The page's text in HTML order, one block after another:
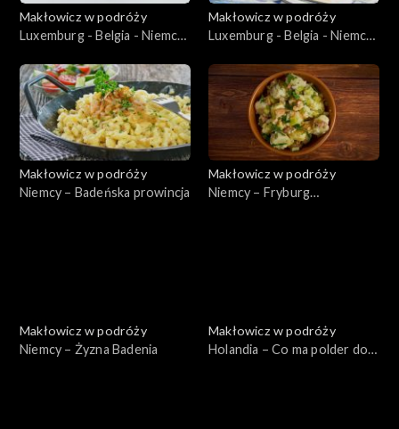
Makłowicz w podróży
Luxemburg - Belgia - Niemcy
księstwo
Makłowicz w podróży
Luxemburg - Belgia - Niemcy
stołeczne
Makłowicz w podróży
Niemcy – Badeńska prowincja
Makłowicz w podróży
Niemcy – Fryburg
Makłowicz w podróży
Niemcy – Żyzna Badenia
Makłowicz w podróży
Holandia – Co ma polder do